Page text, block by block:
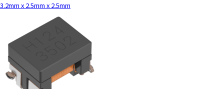
3.2mm x 2.5mm x 2.5mm